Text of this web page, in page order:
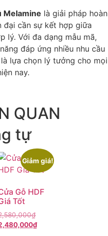
Melamine là giải pháp hoàn
đại cần sự kết hợp giữa
lý. Với đa dạng mẫu mã,
đáp ứng nhiều nhu cầu
lựa chọn lý tưởng cho mọi
nay.
QUAN
tự
Giảm giá!
Gỗ HDF
Tốt
₫
₫